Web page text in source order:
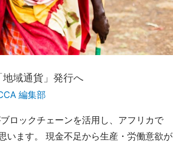
域通貨」発行へ
編集部
ロックチェーンを活用し、アフリカで
います。 現金不足から生産・労働意欲が